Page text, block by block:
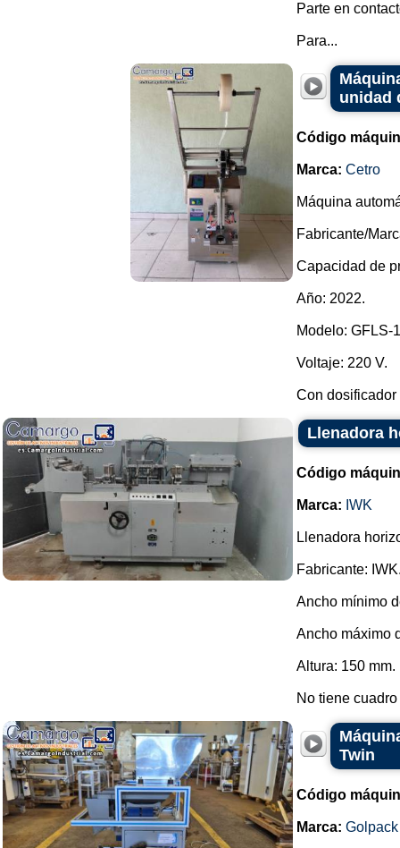
Parte en
Para...
unidad
Código
Marca: Cetro
Máquina
Fabricante/
Capacidad de
Año: 2022.
Modelo: GFLS-
Voltaje: 220 V.
Con dosificador
Llenadora
Código
Marca: IWK
Llenadora
Fabricante:
Ancho mínimo
Ancho máximo
Altura: 150 mm.
No tiene
Twin
Código
Marca: Golpack